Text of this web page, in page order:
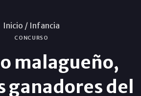
Inicio / Infancia
CONCURSO
malagueño,
ganadores del